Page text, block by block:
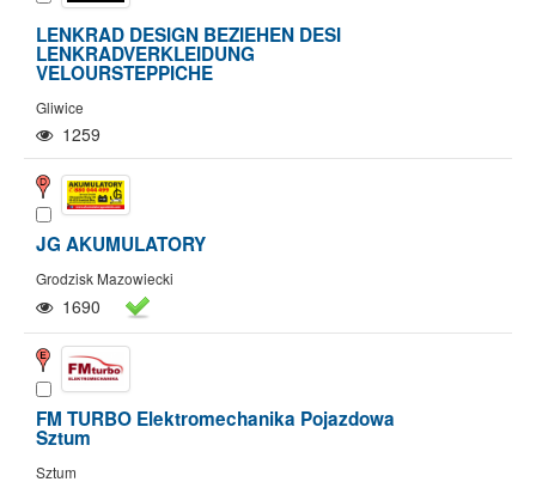
LENKRAD DESIGN BEZIEHEN DESI
LENKRADVERKLEIDUNG
VELOURSTEPPICHE
Gliwice
1259
JG AKUMULATORY
Grodzisk Mazowiecki
1690
FM TURBO Elektromechanika Pojazdowa
Sztum
Sztum